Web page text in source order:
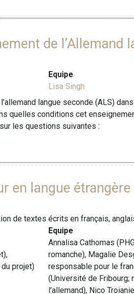
de l’Allemand
Equipe
Lisa Singh
langue seconde (ALS)
quelles conditions cet
les questions suivantes :
en langue étrangère
de textes écrits en français,
projet)
Equipe
Annalisa Cathomas
romanche), Magalie
responsable pour le
(Université de Fribourg;
l’allemand), Nico